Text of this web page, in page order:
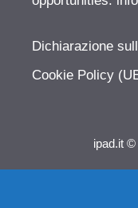
Dichiarazione
Cookie Policy
ipad.it ©